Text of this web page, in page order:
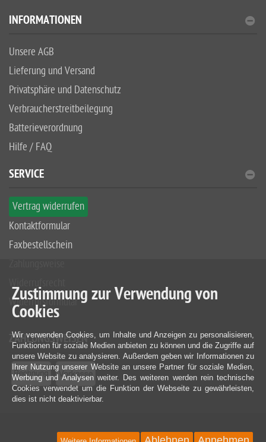
INFORMATIONEN
Unsere AGB
Lieferung und Versand
Privatsphäre und Datenschutz
Verbraucherstreitbeilegung
Batterieverordnung
Hilfe / FAQ
SERVICE
Vertrag widerrufen
Kontaktformular
Faxbestellschein
Widerrufsformular
ZAHLUNGSWEISEN
Zustimmung zur Verwendung von
Cookies
Wir verwenden Cookies, um Inhalte und Anzeigen zu personalisieren,
Funktionen für soziale Medien anbieten zu können und die Zugriffe auf
unsere Website zu analysieren. Außerdem geben wir Informationen zu
Ihrer Nutzung unserer Website an unsere Partner für soziale Medien,
Werbung und Analysen weiter. Des weiteren werden rein technische
Cookies verwendet um die Funktion der Webseite zu gewährleisten,
dies ist nicht deaktivierbar.